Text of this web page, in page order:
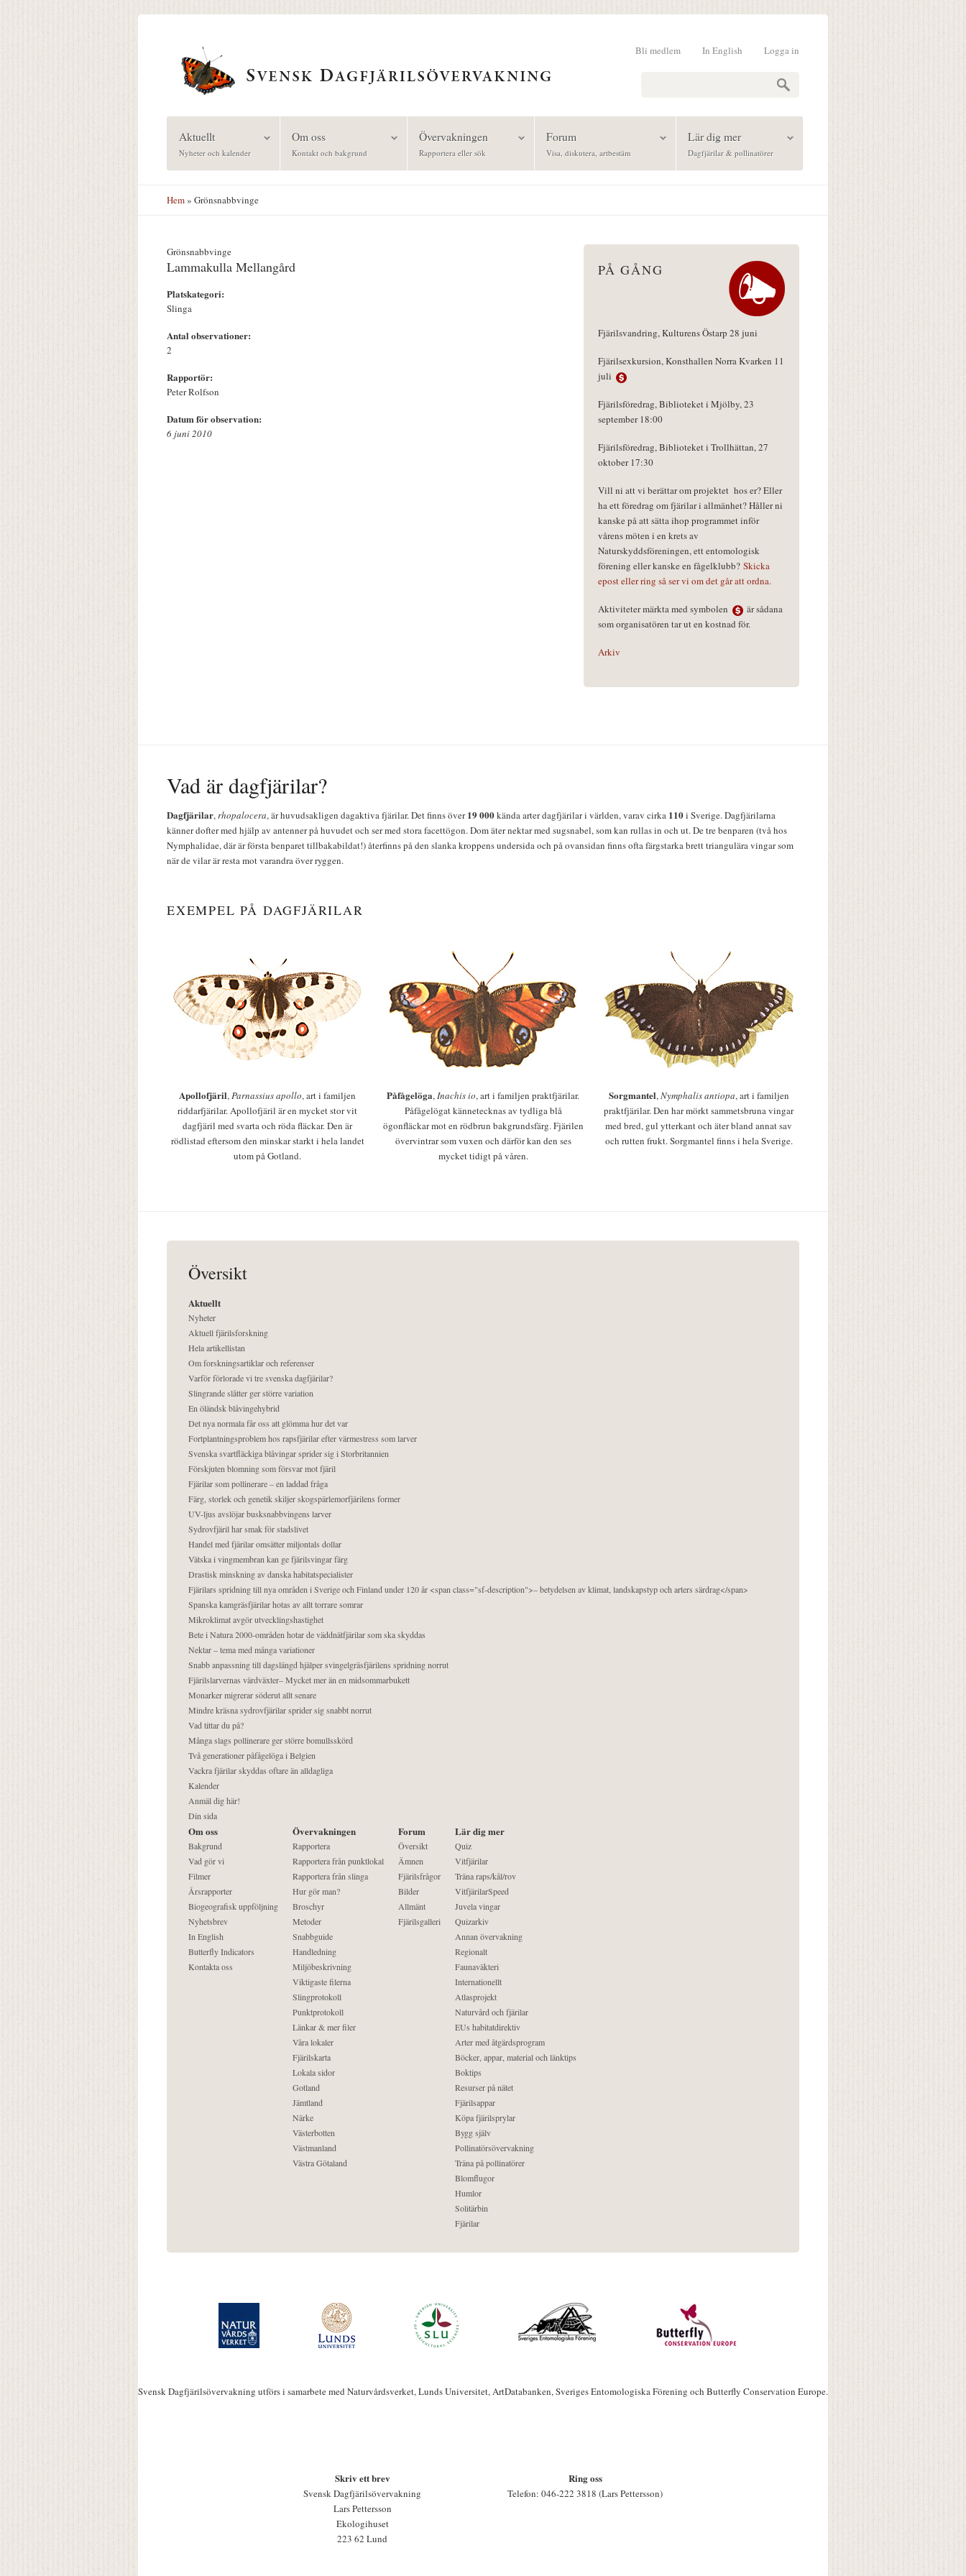
Logga in
In English
Bli medlem
Aktuellt
Nyheter och kalender
Om oss
Kontakt och bakgrund
Övervakningen
Rapportera eller sök
Forum
Visa, diskutera, artbestäm
Lär dig mer
Dagfjärilar & pollinatörer
Hem» Grönsnabbvinge
Grönsnabbvinge
Lammakulla Mellangård
Platskategori:
Slinga
Antal observationer:
2
Rapportör:
Peter Rolfson
Datum för observation:
6 juni 2010
PÅ GÅNG
Fjärilsvandring, Kulturens Östarp 28 juni
Fjärilsexkursion, Konsthallen Norra Kvarken 11
juli
Fjärilsföredrag, Biblioteket i Mjölby, 23
september 18:00
Fjärilsföredrag, Biblioteket i Trollhättan, 27
oktober 17:30
Vill ni att vi berättar om projektet hos er? Eller
ha ett föredrag om fjärilar i allmänhet? Håller ni
kanske på att sätta ihop programmet inför
vårens möten i en krets av
Naturskyddsföreningen, ett entomologisk
förening eller kanske en fågelklubb? Skicka
epost eller ring så ser vi om det går att ordna.
Aktiviteter märkta med symbolen
är sådana
som organisatören tar ut en kostnad för.
Arkiv
Vad är dagfjärilar?
Dagfjärilar,rhopalocera, är huvudsakligen dagaktiva fjärilar. Det finns över19 000kända arter dagfjärilar i världen, varav cirka 110i Sverige. Dagfjärilarna
känner dofter med hjälp av antenner på huvudet och ser med stora facettögon. Dom äter nektar med sugsnabel, som kan rullas in och ut. De tre benparen (två hos
Nymphalidae, där är första benparet tillbakabildat!) återfinns på den slanka kroppens undersida och på ovansidan finns ofta färgstarka brett triangulära vingar som
när de vilar är resta mot varandra över ryggen.
EXEMPEL PÅ DAGFJÄRILAR
Apollofjäril,Parnassius apollo, art i familjen
riddarfjärilar. Apollofjäril är en mycket stor vit
dagfjäril med svarta och röda fläckar. Den är
rödlistad eftersom den minskar starkt i hela landet
utom på Gotland.
Påfågelöga,Inachis io, art i familjen praktfjärilar.
Påfågelögat kännetecknas av tydliga blå
ögonfläckar mot en rödbrun bakgrundsfärg. Fjärilen
övervintrar som vuxen och därför kan den ses
mycket tidigt på våren.
Sorgmantel,Nymphalis antiopa, art i familjen
praktfjärilar. Den har mörkt sammetsbruna vingar
med bred, gul ytterkant och äter bland annat sav
och rutten frukt. Sorgmantel finns i hela Sverige.
Översikt
Aktuellt
Nyheter
Aktuell fjärilsforskning
Hela artikellistan
Om forskningsartiklar och referenser
Varför förlorade vi tre svenska dagfjärilar?
Slingrande slåtter ger större variation
En öländsk blåvingehybrid
Det nya normala får oss att glömma hur det var
Fortplantningsproblem hos rapsfjärilar efter värmestress som larver
Svenska svartfläckiga blåvingar sprider sig i Storbritannien
Förskjuten blomning som försvar mot fjäril
Fjärilar som pollinerare – en laddad fråga
Färg, storlek och genetik skiljer skogspärlemorfjärilens former
UV-ljus avslöjar busksnabbvingens larver
Sydrovfjäril har smak för stadslivet
Handel med fjärilar omsätter miljontals dollar
Vätska i vingmembran kan ge fjärilsvingar färg
Drastisk minskning av danska habitatspecialister
Fjärilars spridning till nya områden i Sverige och Finland under 120 år <span class="sf-description">– betydelsen av klimat, landskapstyp och arters särdrag</span>
Spanska kamgräsfjärilar hotas av allt torrare somrar
Mikroklimat avgör utvecklingshastighet
Bete i Natura 2000-områden hotar de väddnätfjärilar som ska skyddas
Nektar – tema med många variationer
Snabb anpassning till dagslängd hjälper svingelgräsfjärilens spridning norrut
Fjärilslarvernas värdväxter– Mycket mer än en midsommarbukett
Monarker migrerar söderut allt senare
Mindre kräsna sydrovfjärilar sprider sig snabbt norrut
Vad tittar du på?
Många slags pollinerare ger större bomullsskörd
Två generationer påfågelöga i Belgien
Vackra fjärilar skyddas oftare än alldagliga
Kalender
Anmäl dig här!
Din sida
Om oss
Bakgrund
Vad gör vi
Filmer
Årsrapporter
Biogeografisk uppföljning
Nyhetsbrev
In English
Butterfly Indicators
Kontakta oss
Övervakningen
Rapportera
Rapportera från punktlokal
Rapportera från slinga
Hur gör man?
Broschyr
Metoder
Snabbguide
Handledning
Miljöbeskrivning
Viktigaste filerna
Slingprotokoll
Punktprotokoll
Länkar & mer filer
Våra lokaler
Fjärilskarta
Lokala sidor
Gotland
Jämtland
Närke
Västerbotten
Västmanland
Västra Götaland
Forum
Översikt
Ämnen
Fjärilsfrågor
Bilder
Allmänt
Fjärilsgalleri
Lär dig mer
Quiz
Vitfjärilar
Träna raps/kål/rov
VitfjärilarSpeed
Juvela vingar
Quizarkiv
Annan övervakning
Regionalt
Faunaväkteri
Internationellt
Atlasprojekt
Naturvård och fjärilar
EUs habitatdirektiv
Arter med åtgärdsprogram
Böcker, appar, material och länktips
Boktips
Resurser på nätet
Fjärilsappar
Köpa fjärilsprylar
Bygg själv
Pollinatörsövervakning
Träna på pollinatörer
Blomflugor
Humlor
Solitärbin
Fjärilar
Svensk Dagfjärilsövervakning utförs i samarbete med Naturvårdsverket, Lunds Universitet, ArtDatabanken, Sveriges Entomologiska Förening och Butterfly Conservation Europe.
Skriv ett brev
Svensk Dagfjärilsövervakning
Lars Pettersson
Ekologihuset
223 62 Lund
Ring oss
Telefon: 046-222 3818 (Lars Pettersson)